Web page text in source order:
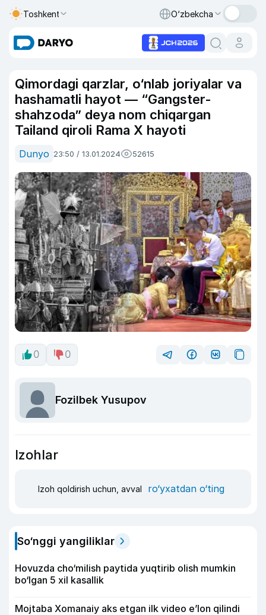
Toshkent O‘zbekcha
Qimordagi qarzlar, o‘nlab joriyalar va
hashamatli hayot — “Gangster-
shahzoda” deya nom chiqargan
Tailand qiroli Rama X hayoti
Dunyo 23:50 / 13.01.2024 52615
0 0
Fozilbek Yusupov
Izohlar
Izoh qoldirish uchun, avval ro‘yxatdan o‘ting
So‘nggi yangiliklar
Hovuzda cho‘milish paytida yuqtirib olish mumkin
bo‘lgan 5 xil kasallik
Mojtaba Xomanaiy aks etgan ilk video e’lon qilindi